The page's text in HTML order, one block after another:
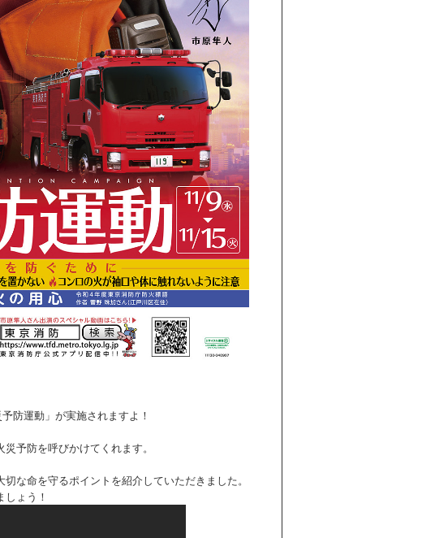
防運動」が実施されますよ！
予防を呼びかけてくれます。
な命を守るポイントを紹介していただきました。
ょう！